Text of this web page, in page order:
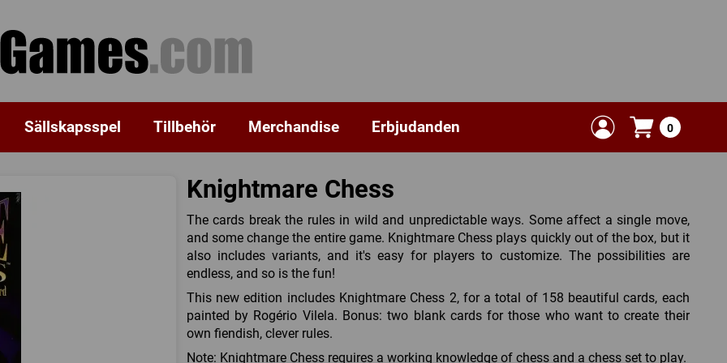
Sällskapsspel Tillbehör Merchandise Erbjudanden 0
Knightmare Chess
The cards break the rules in wild and unpredictable ways. Some affect a single move,
and some change the entire game. Knightmare Chess plays quickly out of the box, but it
also includes variants, and it's easy for players to customize. The possibilities are
endless, and so is the fun!
This new edition includes Knightmare Chess 2, for a total of 158 beautiful cards, each
painted by Rogério Vilela. Bonus: two blank cards for those who want to create their
own fiendish, clever rules.
Note: Knightmare Chess requires a working knowledge of chess and a chess set to play.